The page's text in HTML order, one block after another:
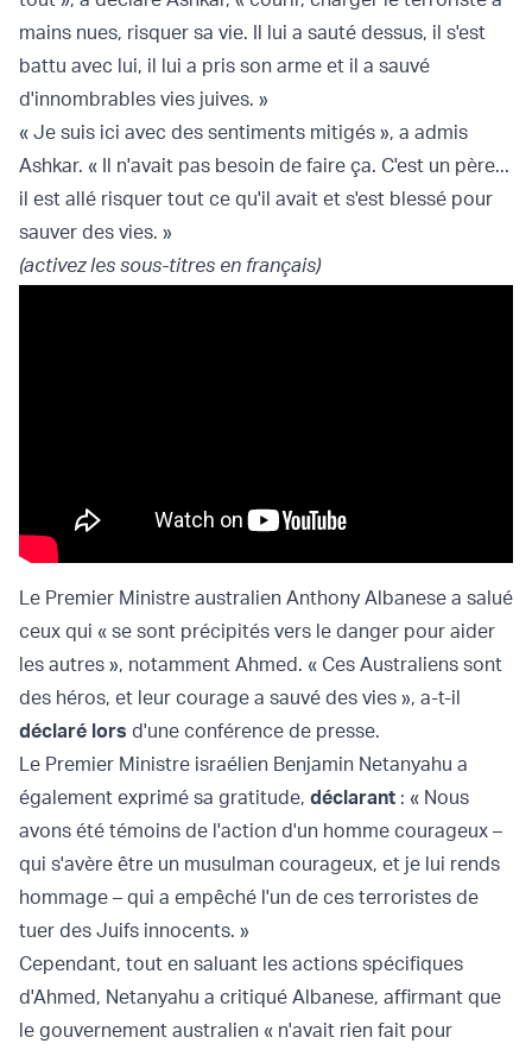
mains nues, risquer sa vie. Il lui a sauté dessus, il s'est
battu avec lui, il lui a pris son arme et il a sauvé
d'innombrables vies juives. »
« Je suis ici avec des sentiments mitigés », a admis
Ashkar. « Il n'avait pas besoin de faire ça. C'est un père...
il est allé risquer tout ce qu'il avait et s'est blessé pour
sauver des vies. »
(activez les sous-titres en français)
Le Premier Ministre australien Anthony Albanese a salué
ceux qui « se sont précipités vers le danger pour aider
les autres », notamment Ahmed. « Ces Australiens sont
des héros, et leur courage a sauvé des vies », a-t-il
déclaré lors d'une conférence de presse.
Le Premier Ministre israélien Benjamin Netanyahu a
également exprimé sa gratitude, déclarant : « Nous
avons été témoins de l'action d'un homme courageux –
qui s'avère être un musulman courageux, et je lui rends
hommage – qui a empêché l'un de ces terroristes de
tuer des Juifs innocents. »
Cependant, tout en saluant les actions spécifiques
d'Ahmed, Netanyahu a critiqué Albanese, affirmant que
le gouvernement australien « n'avait rien fait pour